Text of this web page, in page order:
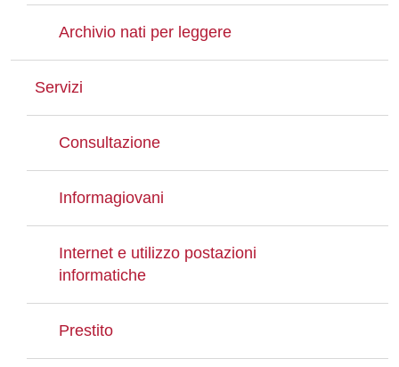
Archivio nati per leggere
Servizi
Consultazione
Informagiovani
Internet e utilizzo postazioni
informatiche
Prestito